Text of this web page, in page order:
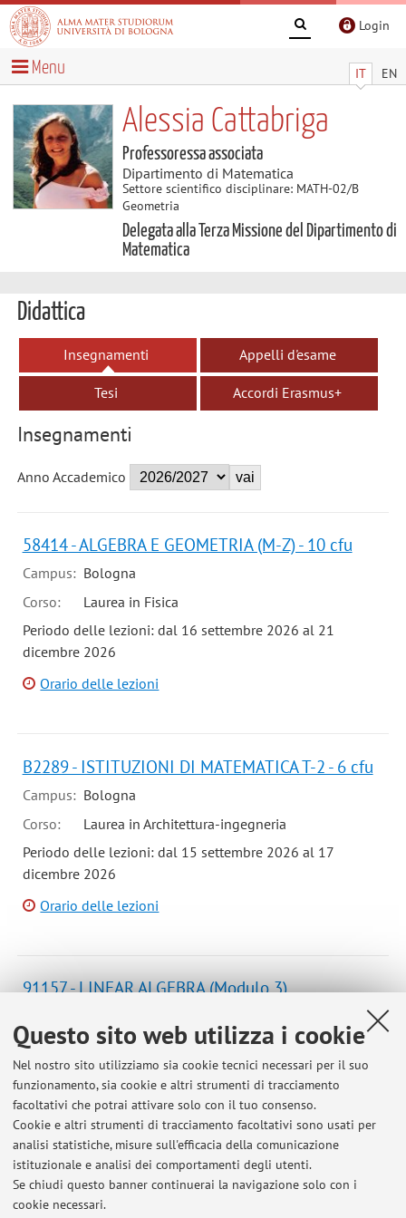
Questo sito web utilizza i cookie
Nel nostro sito utilizziamo sia cookie tecnici necessari per il suo
funzionamento, sia cookie e altri strumenti di tracciamento
facoltativi che potrai attivare solo con il tuo consenso.
Cookie e altri strumenti di tracciamento facoltativi sono usati per
analisi statistiche, misure sull'efficacia della comunicazione
istituzionale e analisi dei comportamenti degli utenti.
Se chiudi questo banner continuerai la navigazione solo con i
cookie necessari.
Login
IT EN
Menu
Alessia Cattabriga
Professoressa associata
Dipartimento di Matematica
Settore scientifico disciplinare: MATH-02/B
Geometria
Delegata alla Terza Missione del Dipartimento di
Matematica
Didattica
Insegnamenti Appelli d'esame
Tesi Accordi Erasmus+
Insegnamenti
Anno Accademico
58414 - ALGEBRA E GEOMETRIA (M-Z) - 10 cfu
Campus: Bologna
Corso:
Laurea in Fisica
Periodo delle lezioni: dal 16 settembre 2026 al 21
dicembre 2026
Orario delle lezioni
B2289 - ISTITUZIONI DI MATEMATICA T-2 - 6 cfu
Campus: Bologna
Corso:
Laurea in Architettura-ingegneria
Periodo delle lezioni: dal 15 settembre 2026 al 17
dicembre 2026
Orario delle lezioni
91157 - LINEAR ALGEBRA (Modulo 3)
Campus:Bologna
Corso:
Laurea in Genomics
Periodo delle lezioni: dal 3 dicembre 2026 al 13 gennaio
2027
Orario delle lezioni